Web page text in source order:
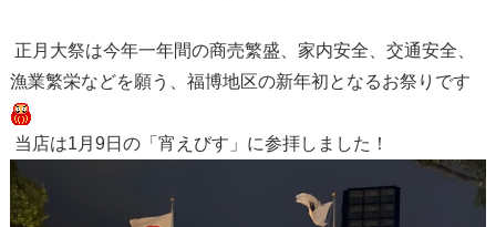
正月大祭は今年一年間の商売繁盛、家内安全、交通安全、
漁業繁栄などを願う、福博地区の新年初となるお祭りです
当店は1月9日の「宵えびす」に参拝しました！